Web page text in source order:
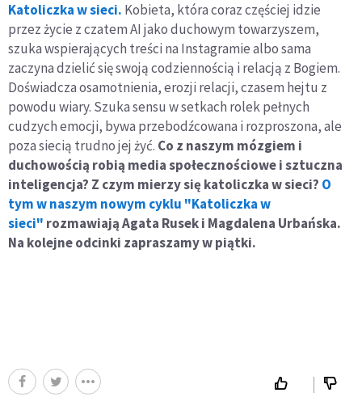
Katoliczka w sieci. Kobieta, która coraz częściej idzie
przez życie z czatem AI jako duchowym towarzyszem,
szuka wspierających treści na Instagramie albo sama
zaczyna dzielić się swoją codziennością i relacją z Bogiem.
Doświadcza osamotnienia, erozji relacji, czasem hejtu z
powodu wiary. Szuka sensu w setkach rolek pełnych
cudzych emocji, bywa przebodźcowana i rozproszona, ale
poza siecią trudno jej żyć. Co z naszym mózgiem i
duchowością robią media społecznościowe i sztuczna
inteligencja? Z czym mierzy się katoliczka w sieci? O
tym w naszym nowym cyklu "Katoliczka w
sieci" rozmawiają Agata Rusek i Magdalena Urbańska.
Na kolejne odcinki zapraszamy w piątki.